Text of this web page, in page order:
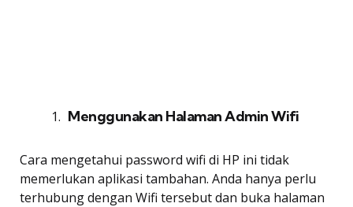
Menggunakan Halaman Admin Wifi
Cara mengetahui password wifi di HP ini tidak
memerlukan aplikasi tambahan. Anda hanya perlu
terhubung dengan Wifi tersebut dan buka halaman